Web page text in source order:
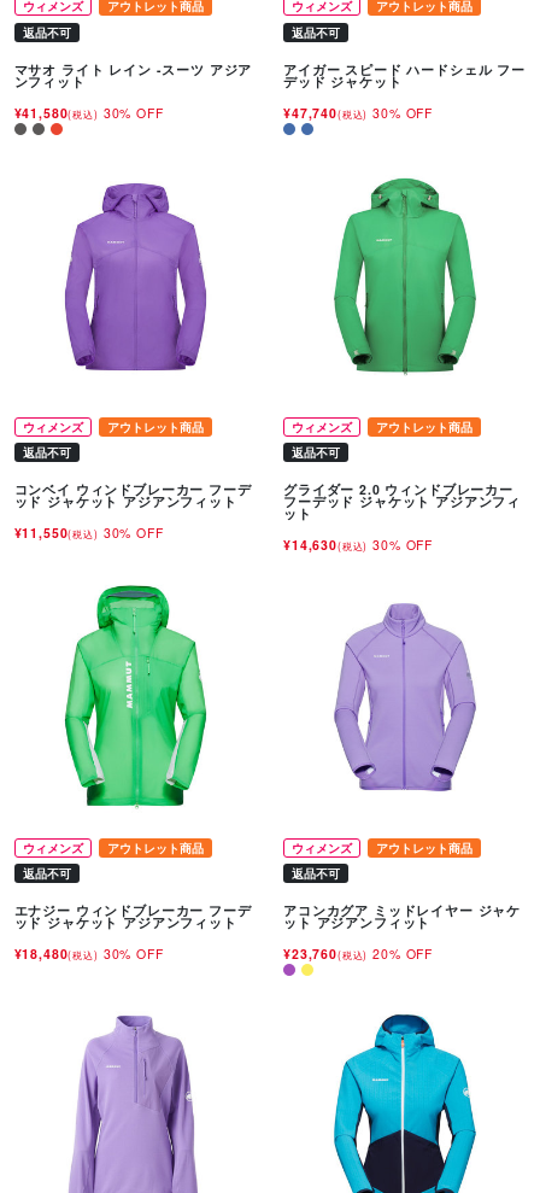
ウィメンズ
アウトレット商品
返品不可
マサオ ライト レイン -スーツ アジア
ンフィット
¥41,580(税込) 30% OFF
ウィメンズ
アウトレット商品
返品不可
アイガー スピード ハードシェル フー
デッド ジャケット
¥47,740(税込) 30% OFF
ウィメンズ
アウトレット商品
返品不可
コンベイ ウィンドブレーカー フーデ
ッド ジャケット アジアンフィット
¥11,550(税込) 30% OFF
ウィメンズ
アウトレット商品
返品不可
グライダー 2.0 ウィンドブレーカー
フーデッド ジャケット アジアンフィ
ット
¥14,630(税込) 30% OFF
ウィメンズ
アウトレット商品
返品不可
エナジー ウィンドブレーカー フーデ
ッド ジャケット アジアンフィット
¥18,480(税込) 30% OFF
ウィメンズ
アウトレット商品
返品不可
アコンカグア ミッドレイヤー ジャケ
ット アジアンフィット
¥23,760(税込) 20% OFF